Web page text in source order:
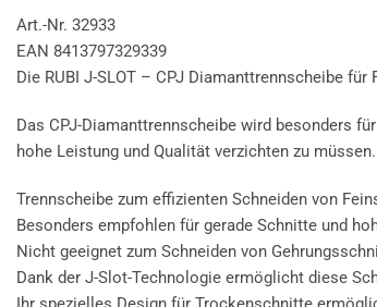
Art.-Nr. 32933
EAN 8413797329339
Die RUBI J-SLOT – CPJ Diamanttrennscheibe
Das CPJ-Diamanttrennscheibe wird besonders
hohe Leistung und Qualität verzichten zu müssen.
Trennscheibe zum effizienten Schneiden von
Besonders empfohlen für gerade Schnitte und
Nicht geeignet zum Schneiden von
Dank der J-Slot-Technologie ermöglicht diese